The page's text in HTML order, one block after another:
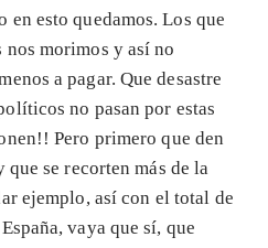
en esto quedamos. Los que
nos morimos y así no
a pagar. Que desastre
no pasan por estas
Pero primero que den
se recorten más de la
ejemplo, así con el total de
vaya que sí, que